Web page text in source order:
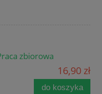
zbiorowa
16,90 zł
do koszyka